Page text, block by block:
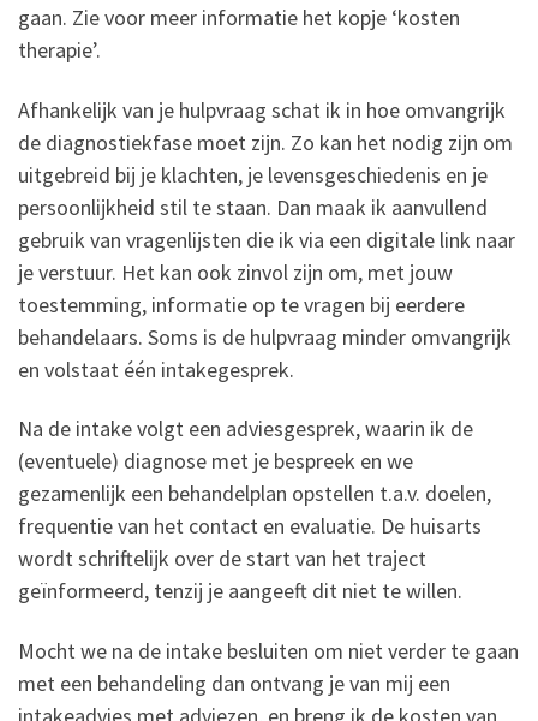
gaan. Zie voor meer informatie het kopje ‘kosten
therapie’.
Afhankelijk van je hulpvraag schat ik in hoe omvangrijk
de diagnostiekfase moet zijn. Zo kan het nodig zijn om
uitgebreid bij je klachten, je levensgeschiedenis en je
persoonlijkheid stil te staan. Dan maak ik aanvullend
gebruik van vragenlijsten die ik via een digitale link naar
je verstuur. Het kan ook zinvol zijn om, met jouw
toestemming, informatie op te vragen bij eerdere
behandelaars. Soms is de hulpvraag minder omvangrijk
en volstaat één intakegesprek.
Na de intake volgt een adviesgesprek, waarin ik de
(eventuele) diagnose met je bespreek en we
gezamenlijk een behandelplan opstellen t.a.v. doelen,
frequentie van het contact en evaluatie. De huisarts
wordt schriftelijk over de start van het traject
geïnformeerd, tenzij je aangeeft dit niet te willen.
Mocht we na de intake besluiten om niet verder te gaan
met een behandeling dan ontvang je van mij een
intakeadvies met adviezen, en breng ik de kosten van